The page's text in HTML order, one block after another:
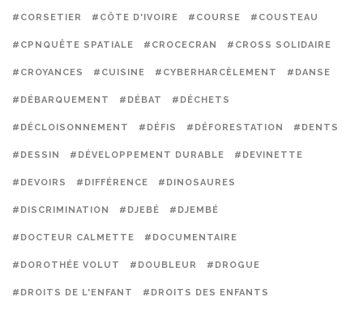
#CORSETIER #CÔTE D'IVOIRE #COURSE #COUSTEAU
#CPNQUÊTE SPATIALE #CROCECRAN #CROSS SOLIDAIRE
#CROYANCES #CUISINE #CYBERHARCÈLEMENT #DANSE
#DÉBARQUEMENT #DÉBAT #DÉCHETS
#DÉCLOISONNEMENT #DÉFIS #DÉFORESTATION #DENTS
#DESSIN #DÉVELOPPEMENT DURABLE #DEVINETTE
#DEVOIRS #DIFFÉRENCE #DINOSAURES
#DISCRIMINATION #DJEBÉ #DJEMBÉ
#DOCTEUR CALMETTE #DOCUMENTAIRE
#DOROTHÉE VOLUT #DOUBLEUR #DROGUE
#DROITS DE L'ENFANT #DROITS DES ENFANTS